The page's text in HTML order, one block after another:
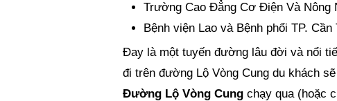
Trường Cao Đẳng Cơ Điện Và Nông
Bệnh viện Lao và Bệnh phổi TP. Cần
Đay là một tuyến đường lâu đời và nổi
đi trên đường Lộ Vòng Cung du khách
Đường Lộ Vòng Cungchạy qua (hoặc